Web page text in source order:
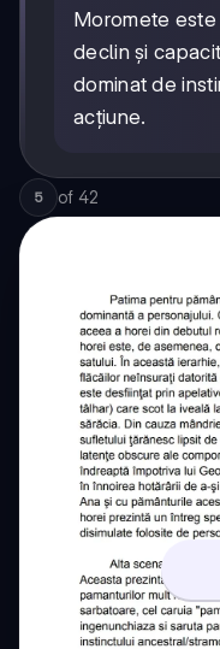
Moromete
declin și
dominat de
acțiune.
5 of 42